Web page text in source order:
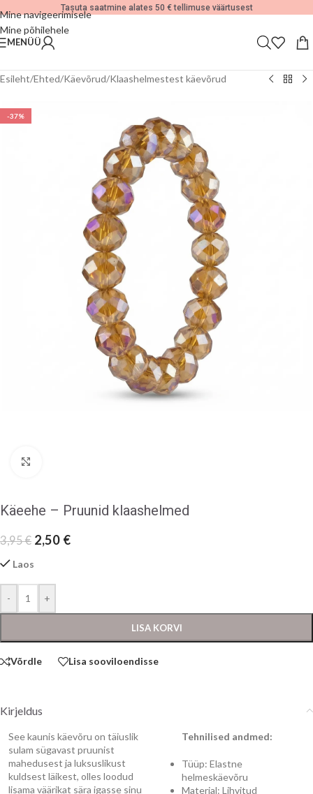
Mine navigeerimisele
Mine põhilehele
Tasuta saatmine alates 50 € tellimuse väärtusest
MENÜÜ
Esileht/Ehted/Käevõrud/Klaashelmestest käevõrud
-37%
Käeehe – Pruunid klaashelmed
3,95€ 2,50 €
Laos
- +
LISA KORVI
Võrdle Lisa sooviloendisse
Kirjeldus
See kaunis käevõru on täiuslik
sulam sügavast pruunist
mahedusest ja luksuslikust
kuldsest läikest, olles loodud
lisama väärikat sära igasse sinu
Tehnilised andmed:
Tüüp: Elastne
helmeskäevõru
Materjal: Lihvitud